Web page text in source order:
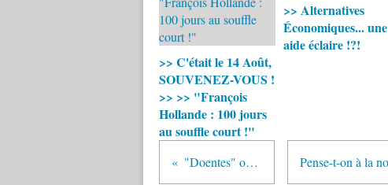
>> C'était le 14 Août,
SOUVENEZ-VOUS !
>> >> "François
Hollande : 100 jours
au souffle court !"
>> Alternatives
Économiques... une
aide éclaire !?!
"Doentes" ou rebeldes? > + texte en français